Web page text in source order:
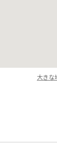
大きな